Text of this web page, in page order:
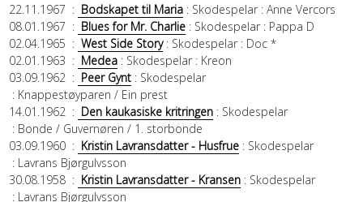
22.11.1967 : Bodskapet til Maria: Skodespelar: Anne Vercors
08.01.1967 : Blues for Mr. Charlie: Skodespelar: Pappa D
02.04.1965 : West Side Story: Skodespelar: Doc *
02.01.1963 : Medea: Skodespelar: Kreon
03.09.1962: Peer Gynt: Skodespelar
: Knappestøyparen / Ein prest
14.01.1962: Den kaukasiske kritringen: Skodespelar
: Bonde / Guvernøren / 1. storbonde
03.09.1960: Kristin Lavransdatter - Husfrue: Skodespelar
: Lavrans Bjørgulvsson
30.08.1958: Kristin Lavransdatter - Kransen: Skodespelar
: Lavrans Bjørgulvsson